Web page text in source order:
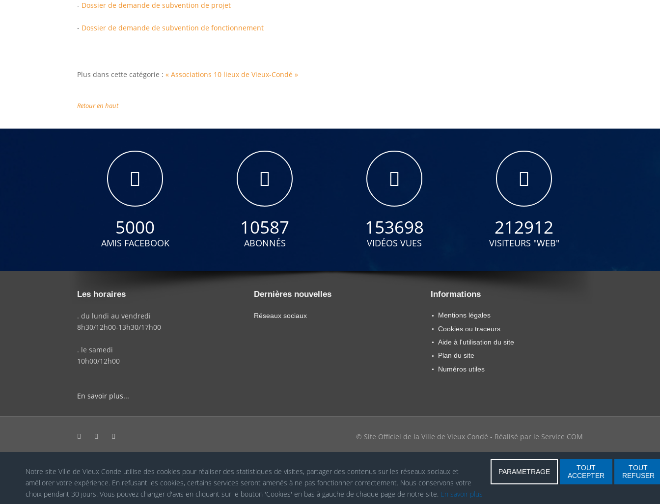
- Dossier de demande de subvention de projet
- Dossier de demande de subvention de fonctionnement
Plus dans cette catégorie : « Associations 10 lieux de Vieux-Condé »
Retour en haut
5000
AMIS FACEBOOK
10587
ABONNÉS
153698
VIDÉOS VUES
212912
VISITEURS "WEB"
Les horaires
. du lundi au vendredi
8h30/12h00-13h30/17h00
. le samedi
10h00/12h00
En savoir plus...
Dernières nouvelles
Réseaux sociaux
Informations
Mentions légales
Cookies ou traceurs
Aide à l'utilisation du site
Plan du site
Numéros utiles
© Site Officiel de la Ville de Vieux Condé - Réalisé par le Service COM
Cookies RGPD
Notre site Ville de Vieux Conde utilise des cookies pour réaliser des statistiques de visites, partager des contenus sur les réseaux sociaux et
améliorer votre expérience. En refusant les cookies, certains services seront amenés à ne pas fonctionner correctement. Nous conservons votre
choix pendant 30 jours. Vous pouvez changer d'avis en cliquant sur le bouton 'Cookies' en bas à gauche de chaque page de notre site. En savoir plus
PARAMETRAGE
TOUT
ACCEPTER
TOUT
REFUSER